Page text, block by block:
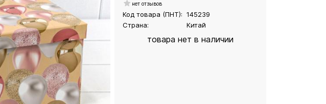
нет отзывов
Код товара (ПНТ): 145239
Страна:
Китай
товара нет в наличии